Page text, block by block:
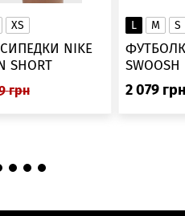
XS
NIKE
SHORT
грн
L M S
2 079